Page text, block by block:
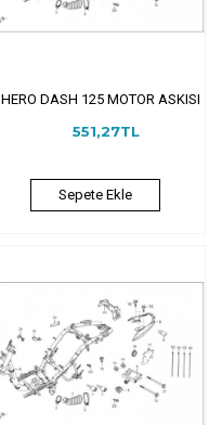
HERO DASH 125 MOTOR ASKISI
551,27TL
Sepete Ekle